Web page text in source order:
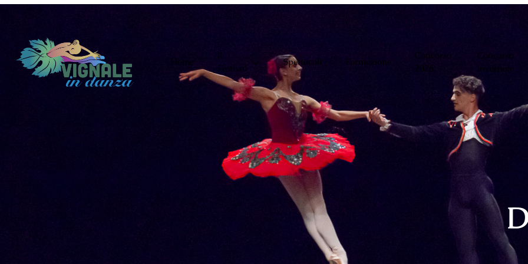
Home
il
Festival
Spettacoli Formazione
Concorso
2026
Concorso
invernale